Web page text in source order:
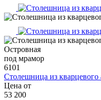
Островная
под мрамор
6101
Столешница из кварцевого
Цена от
53 200